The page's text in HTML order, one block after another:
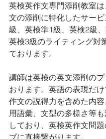
英検英作文専門添削教室
文の添削に特化したサー
級、英検準1級、英検2級、
英検3級のライティング対
ております。
講師は英検の英文添削の
おります。英語の表現だ
作文の説得力を含めた内
用語彙、文型の多様さ等
しており、英検英作文問
プに直接繋がります。